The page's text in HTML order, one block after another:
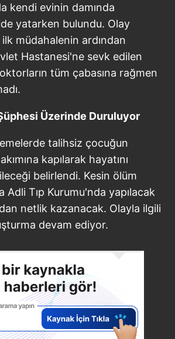
kendi evinin damında
yatarken bulundu. Olay
müdahalenin ardından
Hastanesi'ne sevk edilen
tüm çabasına rağmen
Üzerinde Duruluyor
talihsiz çocuğun
kapılarak hayatını
belirlendi. Kesin ölüm
Adli Tıp Kurumu'nda yapılacak
netlik kazanacak. Olayla ilgili
devam ediyor.